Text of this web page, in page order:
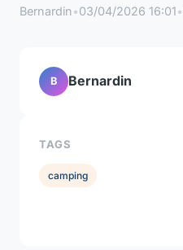
Bernardin•03/04/2026 16:01•
B Bernardin
TAGS
camping